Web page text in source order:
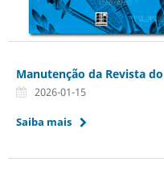
Manutenção da Revista
2026-01-15
Saiba mais